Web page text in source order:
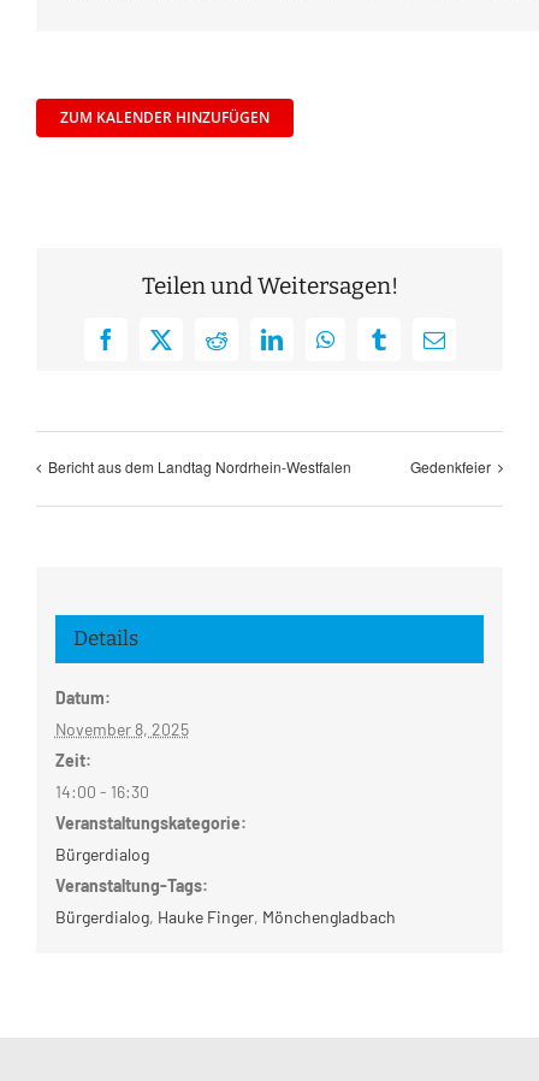
ZUM KALENDER HINZUFÜGEN
Teilen und Weitersagen!
Facebook
X RedditLinkedInWhatsAppTumblrE-
Bericht aus dem Landtag Nordrhein-Westfalen Gedenkfeier
Details
Datum:
November 8, 2025
Zeit:
14:00 - 16:30
Veranstaltungskategorie:
Bürgerdialog
Veranstaltung-Tags:
Bürgerdialog, Hauke Finger, Mönchengladbach